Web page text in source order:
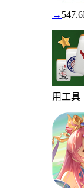
→
用工具